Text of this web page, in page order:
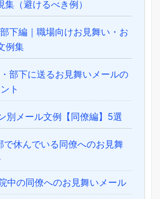
集（避けるべき例）
下編｜職場向けお見舞い・お
例集
部下に送るお見舞いメールの
ト
別メール文例【同僚編】5選
で休んでいる同僚へのお見舞
中の同僚へのお見舞いメール